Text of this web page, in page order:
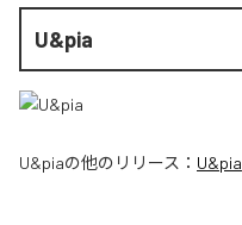
U&pia
U&piaの他のリリース： U&pia